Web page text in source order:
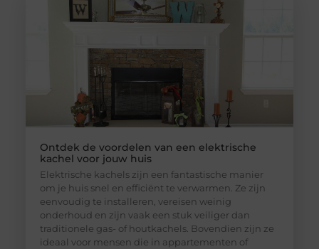
Ontdek de voordelen van een elektrische
kachel voor jouw huis
Elektrische kachels zijn een fantastische manier
om je huis snel en efficiënt te verwarmen. Ze zijn
eenvoudig te installeren, vereisen weinig
onderhoud en zijn vaak een stuk veiliger dan
traditionele gas- of houtkachels. Bovendien zijn ze
ideaal voor mensen die in appartementen of